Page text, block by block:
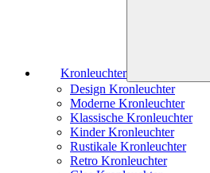
Kronleuchter
Design Kronleuchter
Moderne Kronleuchter
Klassische Kronleuchter
Kinder Kronleuchter
Rustikale Kronleuchter
Retro Kronleuchter